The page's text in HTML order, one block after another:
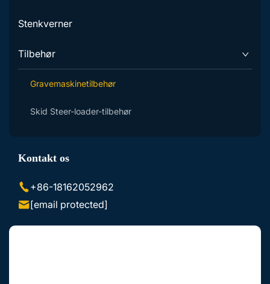
Stenkverner
Tilbehør
Gravemaskinetilbehør
Skid Steer-loader-tilbehør
Kontakt os
+86-18162052962
[email protected]